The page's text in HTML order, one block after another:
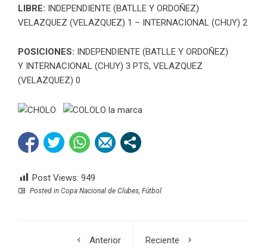
LIBRE: INDEPENDIENTE (BATLLE Y ORDOÑEZ)
VELAZQUEZ (VELAZQUEZ) 1 – INTERNACIONAL (CHUY) 2
POSICIONES: INDEPENDIENTE (BATLLE Y ORDOÑEZ)
Y INTERNACIONAL (CHUY) 3 PTS, VELAZQUEZ
(VELAZQUEZ) 0
Post Views: 949
Posted in Copa Nacional de Clubes Fútbol
Anterior
Reciente